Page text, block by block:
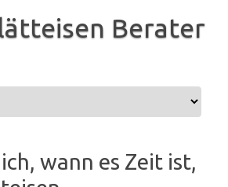
Berater
wann es Zeit ist,